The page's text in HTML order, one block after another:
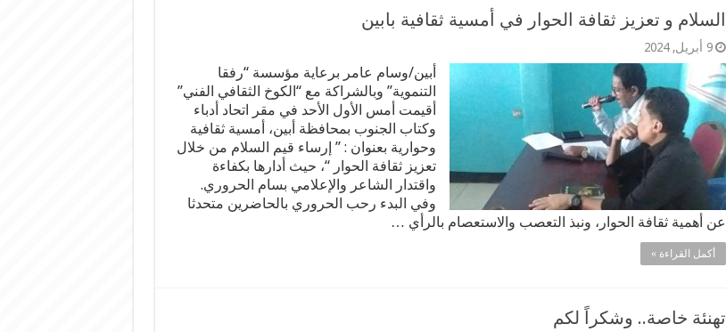
السلام و تعزيز ثقافة الحوار في أمسية ثقافية بابين
9 أبريل, 2024
أبين/وسام عامر برعاية مؤسسة “رفقا
التنموية” وبالشراكة مع “الكوخ الثقافي الفني”
أقيمت أمس الأول الأحد في مقر اتحاد أدباء
وكتاب الجنوب بمحافظة أبين، أمسية ثقافية
وحوارية بعنوان : ” إرساء قيم السلام من خلال
تعزيز ثقافة الحوار “، حيث أدارها بكفاءة
واقتدار الشاعر والإعلامي بسام الحروري.
وفي البدء رحب الحروري بالحاضرين متحدثا
عن أهمية ثقافة الحوار، ونبذ التعصب والاستعصام بالرأي …
أكمل القراءة »
تهنئة خاصة.. وشكراً لكم